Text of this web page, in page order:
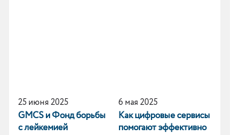
25 июня 2025
GMCS и Фонд борьбы
с лейкемией
6 мая 2025
Как цифровые сервисы
помогают эффективно